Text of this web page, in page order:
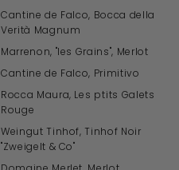
Cantine de Falco, Bocca della
Verità Magnum
Marrenon, "les Grains", Merlot
Cantine de Falco, Primitivo
Rocca Maura, Les ptits Galets
Rouge
Weingut Tinhof, Tinhof Noir
"Zweigelt & Co"